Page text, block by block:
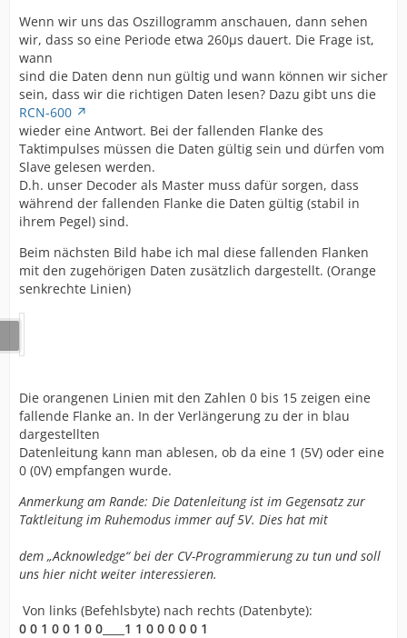
Wenn wir uns das Oszillogramm anschauen, dann sehen
wir, dass so eine Periode etwa 260µs dauert. Die Frage ist,
wann
sind die Daten denn nun gültig und wann können wir sicher
sein, dass wir die richtigen Daten lesen? Dazu gibt uns die
RCN-600
wieder eine Antwort. Bei der fallenden Flanke des
Taktimpulses müssen die Daten gültig sein und dürfen vom
Slave gelesen werden.
D.h. unser Decoder als Master muss dafür sorgen, dass
während der fallenden Flanke die Daten gültig (stabil in
ihrem Pegel) sind.
Beim nächsten Bild habe ich mal diese fallenden Flanken
mit den zugehörigen Daten zusätzlich dargestellt. (Orange
senkrechte Linien)
Die orangenen Linien mit den Zahlen 0 bis 15 zeigen eine
fallende Flanke an. In der Verlängerung zu der in blau
dargestellten
Datenleitung kann man ablesen, ob da eine 1 (5V) oder eine
0 (0V) empfangen wurde.
Anmerkung am Rande: Die Datenleitung ist im Gegensatz zur
Taktleitung im Ruhemodus immer auf 5V. Dies hat mit
dem „Acknowledge“ bei der CV-Programmierung zu tun und soll
uns hier nicht weiter interessieren.
Von links (Befehlsbyte) nach rechts (Datenbyte):
0 0 1 0 0 1 0 0____1 1 0 0 0 0 0 1